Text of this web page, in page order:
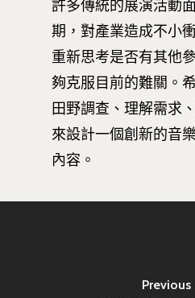
許多傳統的展演活動
期，對產業造成不小
重新思考是否有其他
夠克服目前的難關。
田野調查、理解需求
來設計一個創新的音
內容。
Previous